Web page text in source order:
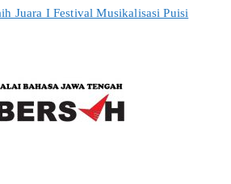
Juara I Festival Musikalisasi Puisi